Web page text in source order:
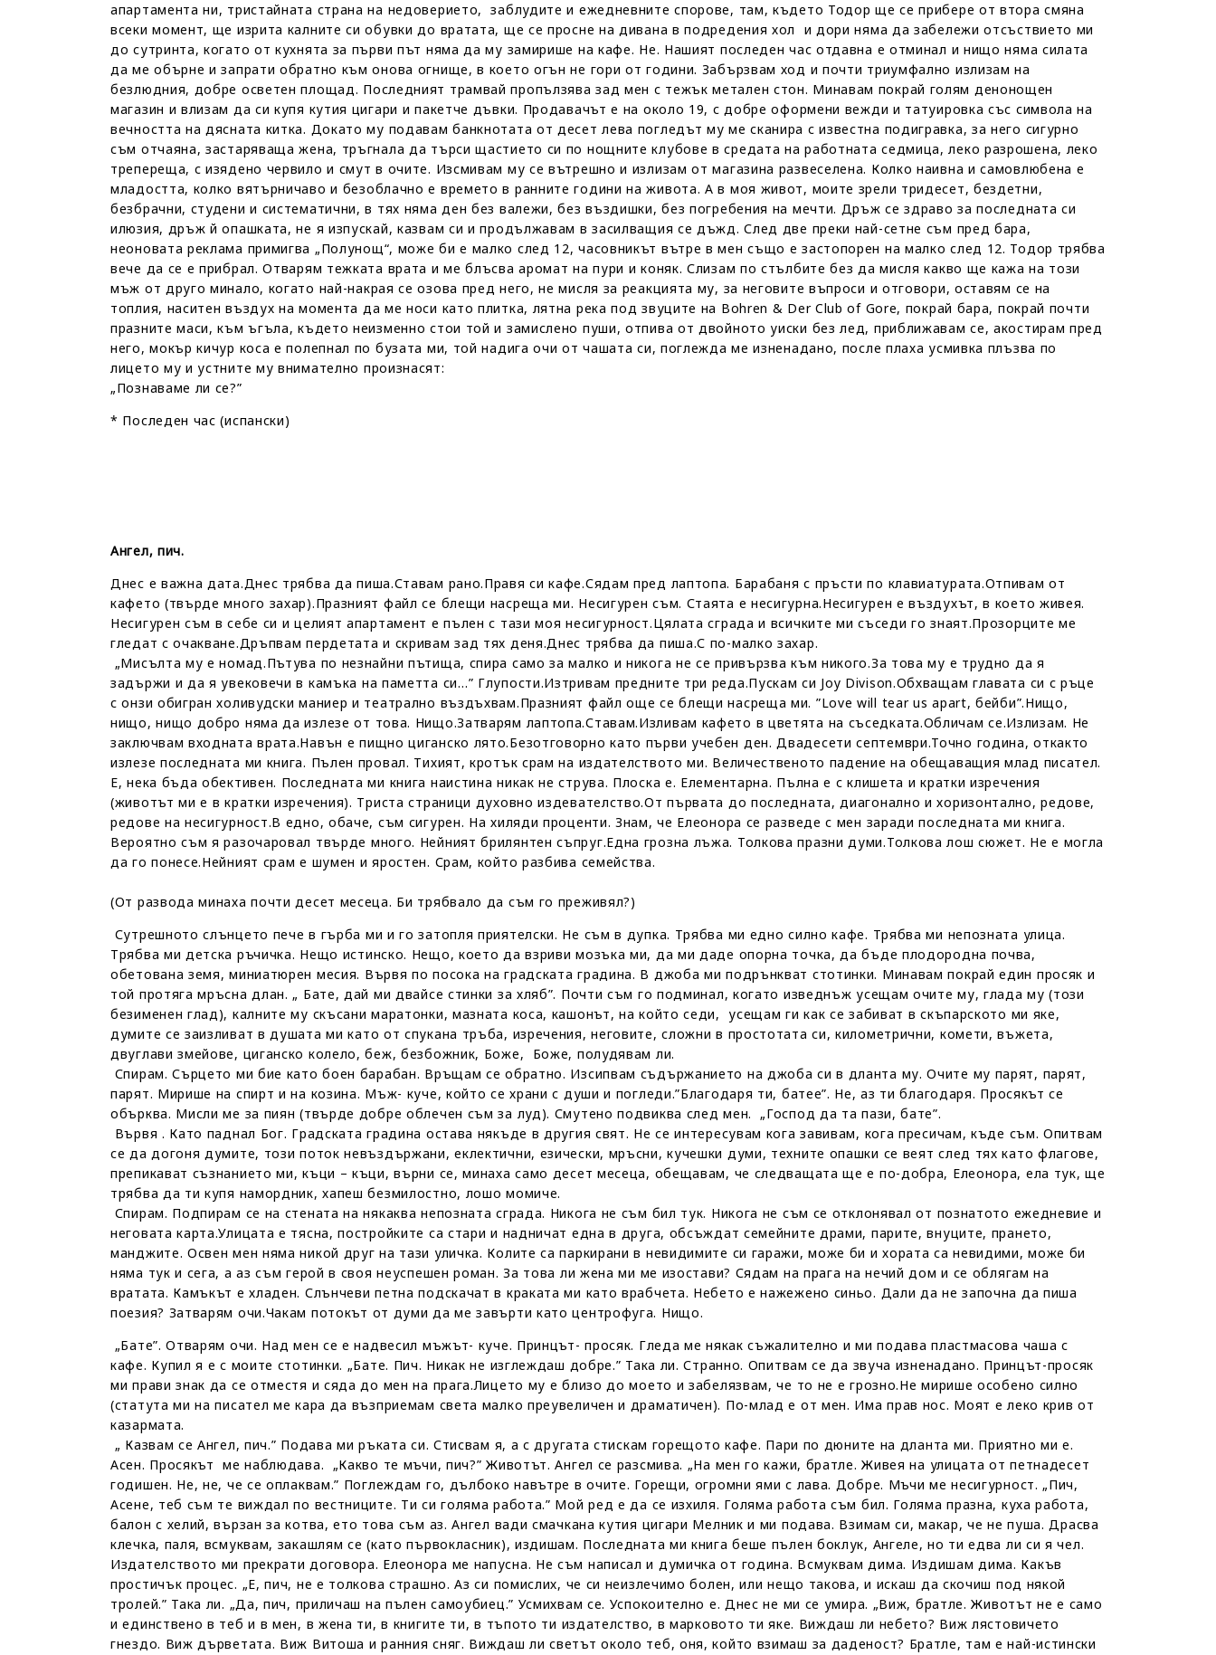
апартамента ни, тристайната страна на недоверието, заблудите и ежедневните спорове, там, където Тодор ще се прибере от втора смяна
всеки момент, ще изрита калните си обувки до вратата, ще се просне на дивана в подредения хол и дори няма да забележи отсъствието ми
до сутринта, когато от кухнята за първи път няма да му замирише на кафе. Не. Нашият последен час отдавна е отминал и нищо няма силата
да ме обърне и запрати обратно към онова огнище, в което огън не гори от години. Забързвам ход и почти триумфално излизам на
безлюдния, добре осветен площад. Последният трамвай пропълзява зад мен с тежък метален стон. Минавам покрай голям денонощен
магазин и влизам да си купя кутия цигари и пакетче дъвки. Продавачът е на около 19, с добре оформени вежди и татуировка със символа на
вечността на дясната китка. Докато му подавам банкнотата от десет лева погледът му ме сканира с известна подигравка, за него сигурно
съм отчаяна, застаряваща жена, тръгнала да търси щастието си по нощните клубове в средата на работната седмица, леко разрошена, леко
трепереща, с изядено червило и смут в очите. Изсмивам му се вътрешно и излизам от магазина развеселена. Колко наивна и самовлюбена е
младостта, колко вятърничаво и безоблачно е времето в ранните години на живота. А в моя живот, моите зрели тридесет, бездетни,
безбрачни, студени и систематични, в тях няма ден без валежи, без въздишки, без погребения на мечти. Дръж се здраво за последната си
илюзия, дръж й опашката, не я изпускай, казвам си и продължавам в засилващия се дъжд. След две преки най-сетне съм пред бара,
неоновата реклама примигва „Полунощ“, може би е малко след 12, часовникът вътре в мен също е застопорен на малко след 12. Тодор трябва
вече да се е прибрал. Отварям тежката врата и ме блъсва аромат на пури и коняк. Слизам по стълбите без да мисля какво ще кажа на този
мъж от друго минало, когато най-накрая се озова пред него, не мисля за реакцията му, за неговите въпроси и отговори, оставям се на
топлия, наситен въздух на момента да ме носи като плитка, лятна река под звуците на Bohren & Der Club of Gore, покрай бара, покрай почти
празните маси, към ъгъла, където неизменно стои той и замислено пуши, отпива от двойното уиски без лед, приближавам се, акостирам пред
него, мокър кичур коса е полепнал по бузата ми, той надига очи от чашата си, поглежда ме изненадано, после плаха усмивка плъзва по
лицето му и устните му внимателно произнасят:
„Познаваме ли се?”
* Последен час (испански)
Ангел, пич.
Днес е важна дата.Днес трябва да пиша.Ставам рано.Правя си кафе.Сядам пред лаптопа. Барабаня с пръсти по клавиатурата.Отпивам от
кафето (твърде много захар).Празният файл се блещи насреща ми. Несигурен съм. Стаята е несигурна.Несигурен е въздухът, в което живея.
Несигурен съм в себе си и целият апартамент е пълен с тази моя несигурност.Цялата сграда и всичките ми съседи го знаят.Прозорците ме
гледат с очакване.Дръпвам пердетата и скривам зад тях деня.Днес трябва да пиша.С по-малко захар.
„Мисълта му е номад.Пътува по незнайни пътища, спира само за малко и никога не се привързва към никого.За това му е трудно да я
задържи и да я увековечи в камъка на паметта си…” Глупости.Изтривам предните три реда.Пускам си Joy Divison.Обхващам главата си с ръце
с онзи обигран холивудски маниер и театрално въздъхвам.Празният файл още се блещи насреща ми. ”Love will tear us apart, бейби”.Нищо,
нищо, нищо добро няма да излезе от това. Нищо.Затварям лаптопа.Ставам.Изливам кафето в цветята на съседката.Обличам се.Излизам. Не
заключвам входната врата.Навън е пищно циганско лято.Безотговорно като първи учебен ден. Двадесети септември.Точно година, откакто
излезе последната ми книга. Пълен провал. Тихият, кротък срам на издателството ми. Величественото падение на обещаващия млад писател.
Е, нека бъда обективен. Последната ми книга наистина никак не струва. Плоска е. Елементарна. Пълна е с клишета и кратки изречения
(животът ми е в кратки изречения). Триста страници духовно издевателство.От първата до последната, диагонално и хоризонтално, редове,
редове на несигурност.В едно, обаче, съм сигурен. На хиляди проценти. Знам, че Елеонора се разведе с мен заради последната ми книга.
Вероятно съм я разочаровал твърде много. Нейният брилянтен съпруг.Една грозна лъжа. Толкова празни думи.Толкова лош сюжет. Не е могла
да го понесе.Нейният срам е шумен и яростен. Срам, който разбива семейства.
(От развода минаха почти десет месеца. Би трябвало да съм го преживял?)
Сутрешното слънцето пече в гърба ми и го затопля приятелски. Не съм в дупка. Трябва ми едно силно кафе. Трябва ми непозната улица.
Трябва ми детска ръчичка. Нещо истинско. Нещо, което да взриви мозъка ми, да ми даде опорна точка, да бъде плодородна почва,
обетована земя, миниатюрен месия. Вървя по посока на градската градина. В джоба ми подрънкват стотинки. Минавам покрай един просяк и
той протяга мръсна длан. „ Бате, дай ми двайсе стинки за хляб”. Почти съм го подминал, когато изведнъж усещам очите му, глада му (този
безименен глад), калните му скъсани маратонки, мазната коса, кашонът, на който седи, усещам ги как се забиват в скъпарското ми яке,
думите се заизливат в душата ми като от спукана тръба, изречения, неговите, сложни в простотата си, километрични, комети, въжета,
двуглави змейове, циганско колело, беж, безбожник, Боже, Боже, полудявам ли.
Спирам. Сърцето ми бие като боен барабан. Връщам се обратно. Изсипвам съдържанието на джоба си в дланта му. Очите му парят, парят,
парят. Мирише на спирт и на козина. Мъж- куче, който се храни с души и погледи.”Благодаря ти, батее”. Не, аз ти благодаря. Просякът се
обърква. Мисли ме за пиян (твърде добре облечен съм за луд). Смутено подвиква след мен. „Господ да та пази, бате”.
Вървя . Като паднал Бог. Градската градина остава някъде в другия свят. Не се интересувам кога завивам, кога пресичам, къде съм. Опитвам
се да догоня думите, този поток невъздържани, еклектични, езически, мръсни, кучешки думи, техните опашки се веят след тях като флагове,
препикават съзнанието ми, къци – къци, върни се, минаха само десет месеца, обещавам, че следващата ще е по-добра, Елеонора, ела тук, ще
трябва да ти купя намордник, хапеш безмилостно, лошо момиче.
Спирам. Подпирам се на стената на някаква непозната сграда. Никога не съм бил тук. Никога не съм се отклонявал от познатото ежедневие и
неговата карта.Улицата е тясна, постройките са стари и надничат една в друга, обсъждат семейните драми, парите, внуците, прането,
манджите. Освен мен няма никой друг на тази уличка. Колите са паркирани в невидимите си гаражи, може би и хората са невидими, може би
няма тук и сега, а аз съм герой в своя неуспешен роман. За това ли жена ми ме изостави? Сядам на прага на нечий дом и се облягам на
вратата. Камъкът е хладен. Слънчеви петна подскачат в краката ми като врабчета. Небето е нажежено синьо. Дали да не започна да пиша
поезия? Затварям очи.Чакам потокът от думи да ме завърти като центрофуга. Нищо.
„Бате”. Отварям очи. Над мен се е надвесил мъжът- куче. Принцът- просяк. Гледа ме някак съжалително и ми подава пластмасова чаша с
кафе. Купил я е с моите стотинки. „Бате. Пич. Никак не изглеждаш добре.” Така ли. Странно. Опитвам се да звуча изненадано. Принцът-просяк
ми прави знак да се отместя и сяда до мен на прага.Лицето му е близо до моето и забелязвам, че то не е грозно.Не мирише особено силно
(статута ми на писател ме кара да възприемам света малко преувеличен и драматичен). По-млад е от мен. Има прав нос. Моят е леко крив от
казармата.
„ Казвам се Ангел, пич.” Подава ми ръката си. Стисвам я, а с другата стискам горещото кафе. Пари по дюните на дланта ми. Приятно ми е.
Асен. Просякът ме наблюдава. „Какво те мъчи, пич?” Животът. Ангел се разсмива. „На мен го кажи, братле. Живея на улицата от петнадесет
годишен. Не, не, че се оплаквам.” Поглеждам го, дълбоко навътре в очите. Горещи, огромни ями с лава. Добре. Мъчи ме несигурност. „Пич,
Асене, теб съм те виждал по вестниците. Ти си голяма работа.” Мой ред е да се изхиля. Голяма работа съм бил. Голяма празна, куха работа,
балон с хелий, вързан за котва, ето това съм аз. Ангел вади смачкана кутия цигари Мелник и ми подава. Взимам си, макар, че не пуша. Драсва
клечка, паля, всмуквам, закашлям се (като първокласник), издишам. Последната ми книга беше пълен боклук, Ангеле, но ти едва ли си я чел.
Издателството ми прекрати договора. Елеонора ме напусна. Не съм написал и думичка от година. Всмуквам дима. Издишам дима. Какъв
простичък процес. „Е, пич, не е толкова страшно. Аз си помислих, че си неизлечимо болен, или нещо такова, и искаш да скочиш под някой
тролей.” Така ли. „Да, пич, приличаш на пълен самоубиец.” Усмихвам се. Успокоително е. Днес не ми се умира. „Виж, братле. Животът не е само
и единствено в теб и в мен, в жена ти, в книгите ти, в тъпото ти издателство, в марковото ти яке. Виждаш ли небето? Виж лястовичето
гнездо. Виж дърветата. Виж Витоша и ранния сняг. Виждаш ли светът около теб, оня, който взимаш за даденост? Братле, там е най-истински